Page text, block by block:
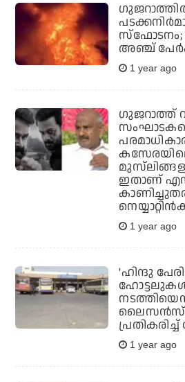
സ്‌ഫോടനം;
അഞ്ച്
1 year ago
ഗുജറാത്ത്
ഇതാണ്
1 year ago
'ഹിന്ദു
ലൈസൻസ്
1 year ago